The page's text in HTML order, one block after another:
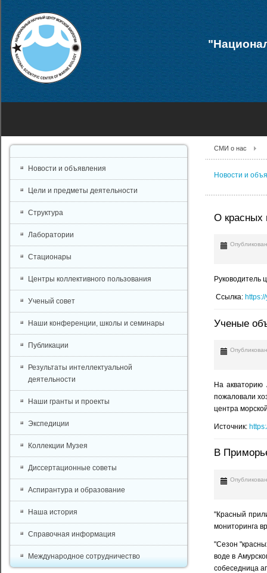
СМИ о нас
Новости и
О красных
Руководитель
Ссылка:
Ученые
На акваторию
пожаловали
центра
Источник:
В
"Красный
мониторинга
"Сезон
воде в
собеседница
Новости и объявления
Цели и предметы деятельности
Структура
Лаборатории
Стационары
Центры коллективного пользования
Ученый совет
Наши конференции, школы и семинары
Публикации
Результаты интеллектуальной
деятельности
Наши гранты и проекты
Экспедиции
Коллекции Музея
Диссертационные советы
Аспирантура и образование
Наша история
Справочная информация
Международное сотрудничество